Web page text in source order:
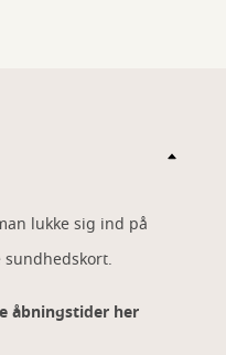
lukke sig ind på
åbningstider her